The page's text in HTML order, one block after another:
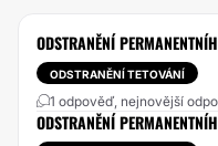
ODSTRANĚNÍ
ODSTRANĚNÍ TETOVÁNÍ
1 odpověď, nejnovější
ODSTRANĚNÍ